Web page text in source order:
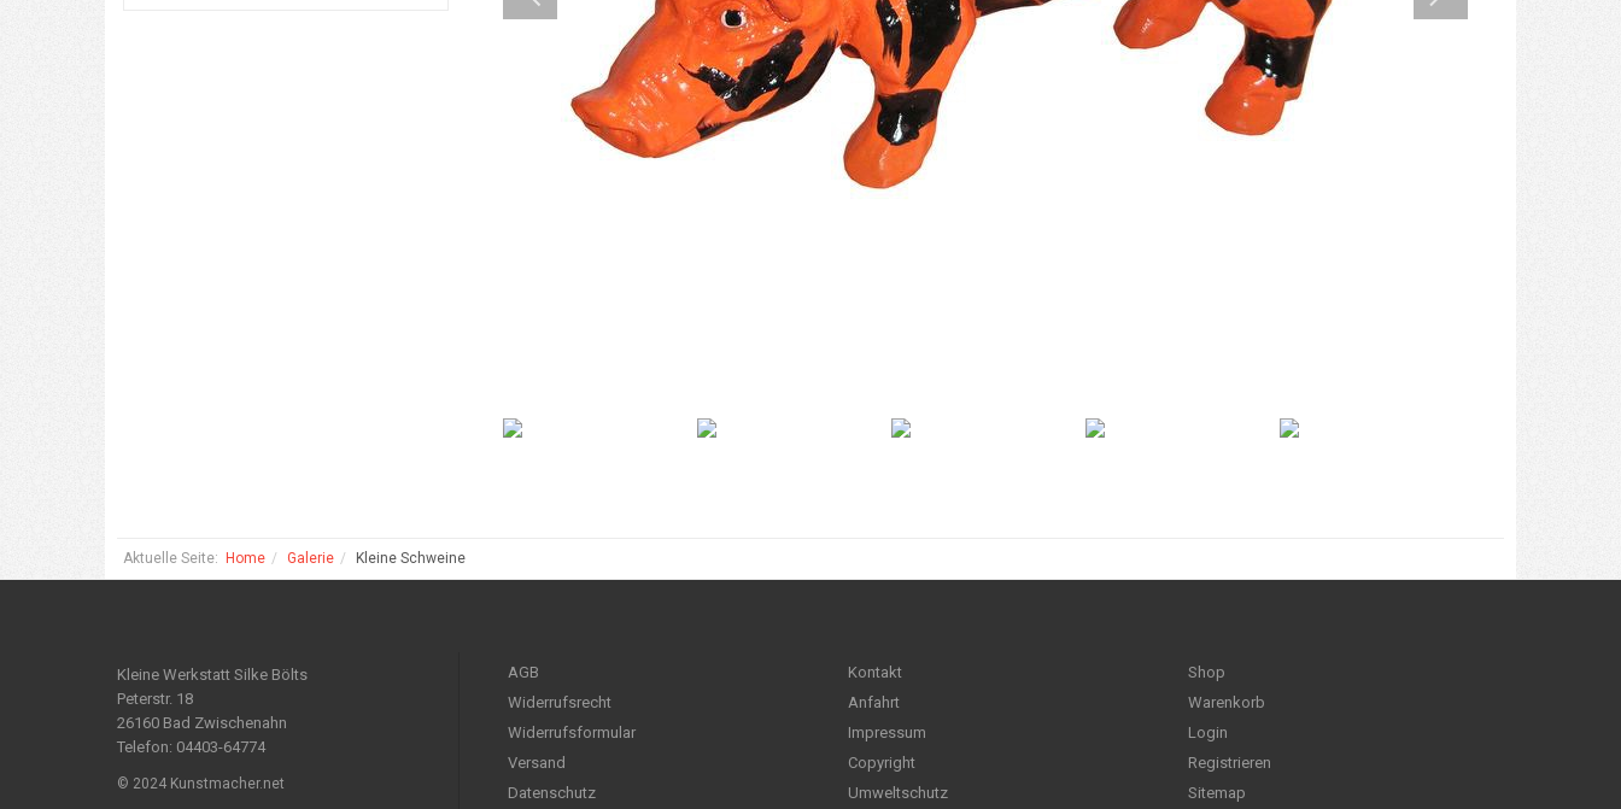
Aktuelle Seite: Home Galerie Kleine Schweine
Kleine Werkstatt Silke Bölts
Peterstr. 18
26160 Bad Zwischenahn
Telefon: 04403-64774
© 2024 Kunstmacher.net
AGB
Widerrufsrecht
Widerrufsformular
Versand
Datenschutz
Kontakt
Anfahrt
Impressum
Copyright
Umweltschutz
Shop
Warenkorb
Login
Registrieren
Sitemap